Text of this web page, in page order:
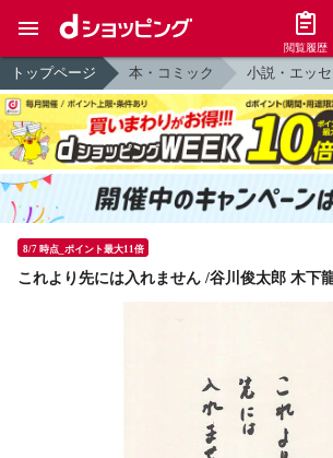
閲覧履歴
トップページ 本・コミック 小説・エッセ
8/7 時点_ポイント最大11倍
これより先には入れません /谷川俊太郎 木下